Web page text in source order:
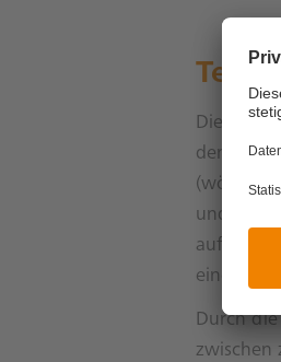
Die
den
(wörtlich
und dient
einer
Durch
zwischen